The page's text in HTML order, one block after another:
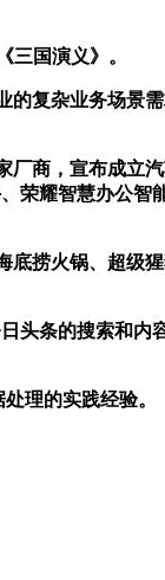
国演义》。
复杂业务场景
商，宣布成立
荣耀智慧办公
捞火锅、超级
条的搜索和内
理的实践经验。